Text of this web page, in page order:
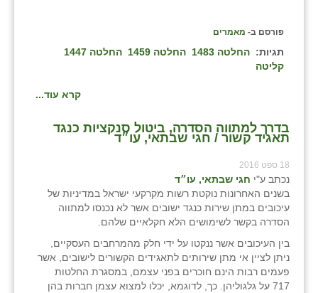
פורסם ב- מאמרים
תגיות: החלטה 1483 החלטה 1459
החלטה 1447
קליטה
קרא עוד...
בדרך למתווה הסדרה, ביטול סנקציות כנגד
תאגיד קשור / חגי שבתאי, עו״ד
18 ספט 2016
נכתב ע"י חגי שבתאי, עו״ד
בשנים האחרונות נוקטת רשות מקרקעי ישראל במדיניות של
עיכובים במתן שירות כנגד ישובים אשר לא נכנסו למתווה
הסדרה בקשר לשימושים הלא חקלאיים שלהם.
בין העיכובים אשר ננקטו על ידי חלק מהמרחבים העסקיים,
ניתן לציין אי מתן שירותים לתאגידים הקשורים לישובים, אשר
פעמים רבות הינם חוכרים בפני עצמם, במסגרת החלטות
717 על גלגוליהן. כך, לדוגמא, יכלו למצוא עצמן חברות בהן